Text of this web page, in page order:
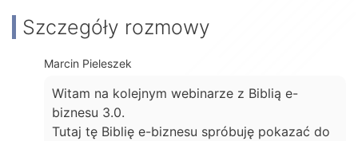
Szczegóły rozmowy
Marcin Pieleszek
Witam na kolejnym webinarze z Biblią e-
biznesu 3.0.
Tutaj tę Biblię e-biznesu spróbuję pokazać do